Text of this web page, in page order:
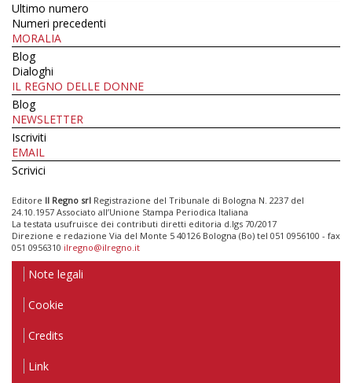
Ultimo numero
Numeri precedenti
MORALIA
Blog
Dialoghi
IL REGNO DELLE DONNE
Blog
NEWSLETTER
Iscriviti
EMAIL
Scrivici
Editore Il Regno srl Registrazione del Tribunale di Bologna N. 2237 del
24.10.1957 Associato all’Unione Stampa Periodica Italiana
La testata usufruisce dei contributi diretti editoria d.lgs 70/2017
Direzione e redazione Via del Monte 5 40126 Bologna (Bo) tel 051 0956100 - fax
051 0956310 ilregno@ilregno.it
Note legali
Cookie
Credits
Link